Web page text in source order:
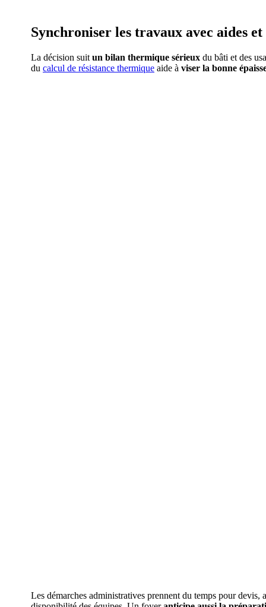
Synchroniser les travaux avec aides
La décision suit un bilan thermique sérieux du bâti et des
du calcul de résistance thermique aide à viser la bonne
Les démarches administratives prennent du temps pour